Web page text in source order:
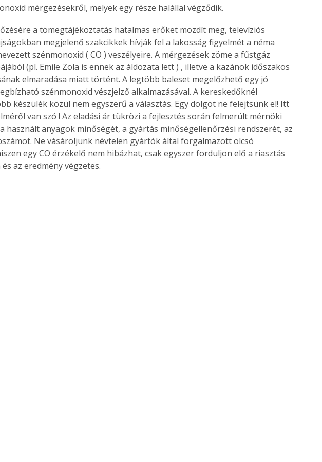
mérgezésekről, melyek egy része halállal végződik.
a tömegtájékoztatás hatalmas erőket mozdít meg, televíziós
megjelenő szakcikkek hívják fel a lakosság figyelmét a néma
szénmonoxid ( CO ) veszélyeire. A mérgezések zöme a fűstgáz
(pl. Emile Zola is ennek az áldozata lett ) , illetve a kazánok időszakos
elmaradása miatt történt. A legtöbb baleset megelőzhető egy jó
szénmonoxid vészjelző alkalmazásával. A kereskedőknél
készülék közül nem egyszerű a választás. Egy dolgot ne felejtsünk el! Itt
van szó ! Az eladási ár tükrözi a fejlesztés során felmerült mérnöki
használt anyagok minőségét, a gyártás minőségellenőrzési rendszerét, az
Ne vásároljunk névtelen gyártók által forgalmazott olcsó
egy CO érzékelő nem hibázhat, csak egyszer forduljon elő a riasztás
az eredmény végzetes.